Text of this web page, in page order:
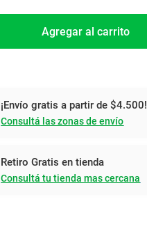
Agregar al carrito
¡Envío gratis a partir de $4.500!
Consultá las zonas de envío
Retiro Gratis en tienda
Consultá tu tienda mas cercana